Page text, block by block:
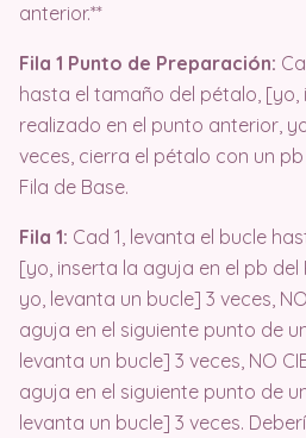
anterior.**
Fila 1 Punto de Preparación:
hasta el tamaño del pétalo, [yo,
realizado en el punto anterior,
veces, cierra el pétalo con un
Fila de Base.
Fila 1: Cad 1, levanta el bucle
[yo, inserta la aguja en el pb
yo, levanta un bucle] 3 veces,
aguja en el siguiente punto de
levanta un bucle] 3 veces, NO
aguja en el siguiente punto de
levanta un bucle] 3 veces.